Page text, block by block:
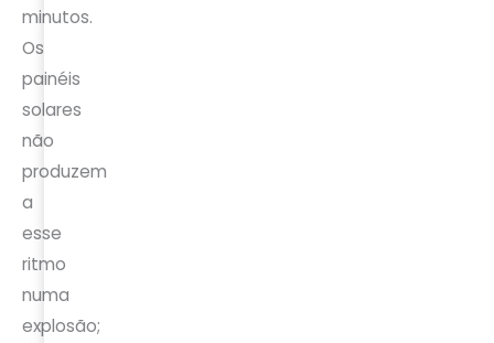
minutos.
Os
painéis
solares
não
produzem
a
esse
ritmo
numa
explosão;